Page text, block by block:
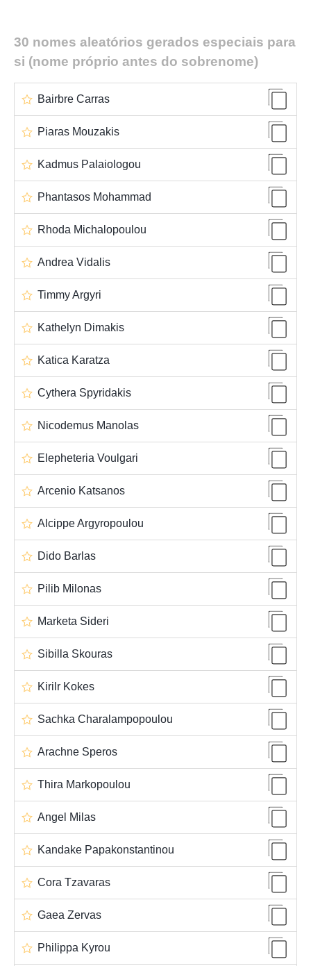
30 nomes aleatórios gerados especiais para
si (nome próprio antes do sobrenome)
Bairbre Carras
Piaras Mouzakis
Kadmus Palaiologou
Phantasos Mohammad
Rhoda Michalopoulou
Andrea Vidalis
Timmy Argyri
Kathelyn Dimakis
Katica Karatza
Cythera Spyridakis
Nicodemus Manolas
Elepheteria Voulgari
Arcenio Katsanos
Alcippe Argyropoulou
Dido Barlas
Pilib Milonas
Marketa Sideri
Sibilla Skouras
Kirilr Kokes
Sachka Charalampopoulou
Arachne Speros
Thira Markopoulou
Angel Milas
Kandake Papakonstantinou
Cora Tzavaras
Gaea Zervas
Philippa Kyrou